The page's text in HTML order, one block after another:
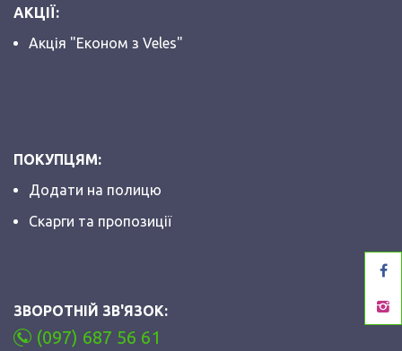
АКЦІЇ:
Акція "Економ з Veles"
ПОКУПЦЯМ:
Додати на полицю
Скарги та пропозиції
ЗВОРОТНІЙ ЗВ'ЯЗОК:
(097) 687 56 61